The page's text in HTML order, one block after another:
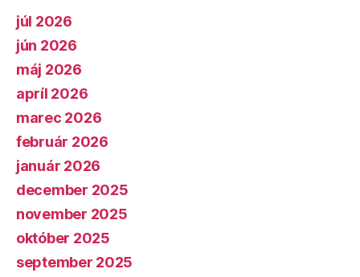
júl 2026
jún 2026
máj 2026
apríl 2026
marec 2026
február 2026
január 2026
december 2025
november 2025
október 2025
september 2025